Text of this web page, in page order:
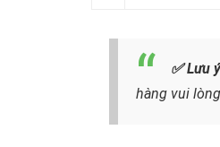
✅ Lưu
hàng vui